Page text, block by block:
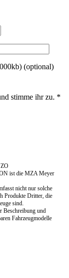
(optional)
stimme ihr zu. *
ist die MZA Meyer
nicht nur solche
Produkte Dritter, die
sind.
Beschreibung und
Fahrzeugmodelle